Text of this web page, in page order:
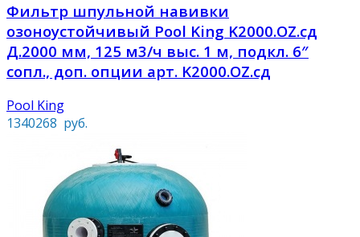
Фильтр шпульной навивки
озоноустойчивый Pool King K2000.OZ.cд
Д.2000 мм, 125 м3/ч выс. 1 м, подкл. 6″
сопл., доп. опции арт. K2000.OZ.сд
Pool King
1340268 руб.